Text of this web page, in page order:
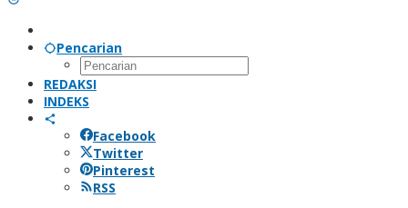
Pencarian
REDAKSI
INDEKS
Facebook
Twitter
Pinterest
RSS